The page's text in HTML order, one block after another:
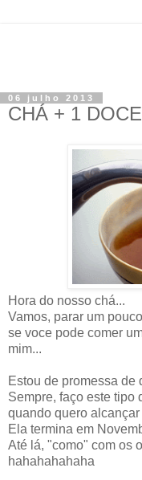
06 julho 2013
CHÁ + 1
Hora do nosso chá...
Vamos, parar um
se voce pode comer
mim...
Estou de promessa de
Sempre, faço este tipo
quando quero alcançar
Ela termina em
Até lá, "como" com os
hahahahahaha